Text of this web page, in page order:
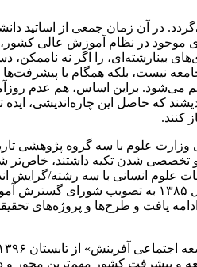
تأسیس “مرکز پژوهشی توسعه اجتماعی آفرینش” به بیش از یک دهه پیش و به‌طور مشخص‌ به
موجود در نظام آموزش عالی
بینارشته‌ای، را اگر نه
نیست، بلکه همگام با
می‌شود. براین اساس، هم عدم
که حاصل این چاره‌اندیشی،
کنند.
علوم با سه گروه پژوهشی
و تخصصی شدن تکیه داشتند،
انسانی با سه رشته/گرایش
بین‌الملل جایگزین درخواست قبلی و به آن وزارت ارائه شد. این درخواست که البته
رسماً صادر و ابلاغ شد. متعاقب این امر، بی درنگ مرکز فعالیت‌های خود را عملاً آغاز کرد و این
و پیشرفت کشور مهم‌ترین محور و